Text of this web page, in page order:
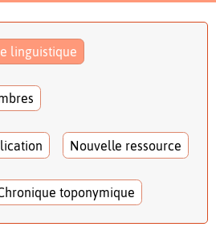
linguistique
Nouvelle ressource
toponymique